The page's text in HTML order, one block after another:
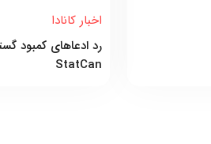
اخبار کانادا
رد ادعاهای کمبود
StatCan